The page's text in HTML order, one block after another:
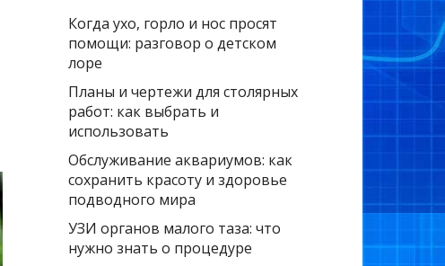
Когда ухо, горло и нос просят
помощи: разговор о детском
лоре
Планы и чертежи для столярных
работ: как выбрать и
использовать
Обслуживание аквариумов: как
сохранить красоту и здоровье
подводного мира
УЗИ органов малого таза: что
нужно знать о процедуре